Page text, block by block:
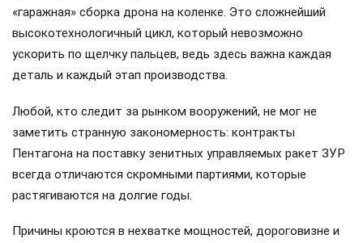
«гаражная» сборка дрона на коленке. Это сложнейший
высокотехнологичный цикл, который невозможно
ускорить по щелчку пальцев, ведь здесь важна каждая
деталь и каждый этап производства.
Любой, кто следит за рынком вооружений, не мог не
заметить странную закономерность: контракты
Пентагона на поставку зенитных управляемых ракет ЗУР
всегда отличаются скромными партиями, которые
растягиваются на долгие годы.
Причины кроются в нехватке мощностей, дороговизне и